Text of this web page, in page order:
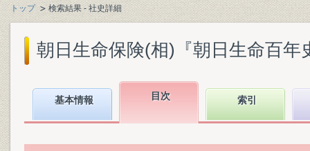
トップ 検索結果 - 社史詳細
朝日生命保険(相)『朝日生命百年
基本情報 目次 索引